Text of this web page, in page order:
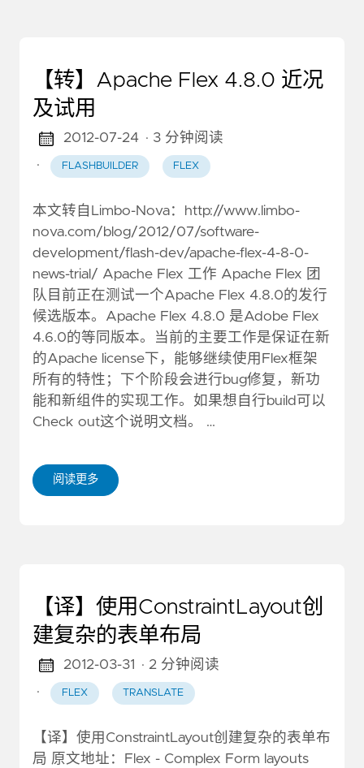
【转】Apache Flex 4.8.0 近况
及试用
2012-07-24 · 3 分钟阅读
·
FLASHBUILDER FLEX
本文转自Limbo-Nova：http://www.limbo-
nova.com/blog/2012/07/software-
development/flash-dev/apache-flex-4-8-0-
news-trial/ Apache Flex 工作 Apache Flex 团
队目前正在测试一个Apache Flex 4.8.0的发行
候选版本。Apache Flex 4.8.0 是Adobe Flex
4.6.0的等同版本。当前的主要工作是保证在新
的Apache license下，能够继续使用Flex框架
所有的特性；下个阶段会进行bug修复，新功
能和新组件的实现工作。如果想自行build可以
Check out这个说明文档。 …
阅读更多
【译】使用ConstraintLayout创
建复杂的表单布局
2012-03-31
· 2 分钟阅读
·
FLEX TRANSLATE
【译】使用ConstraintLayout创建复杂的表单布
局 原文地址：Flex - Complex Form layouts